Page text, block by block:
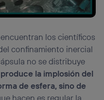
los científicos
confinamiento inercial
no se distribuye
la implosión del
de esfera, sino de
hacen es regular la